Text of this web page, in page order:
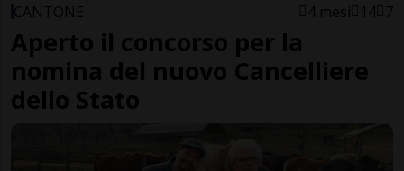
CANTONE 4 mesi 14 7
Aperto il concorso per la
nomina del nuovo Cancelliere
dello Stato